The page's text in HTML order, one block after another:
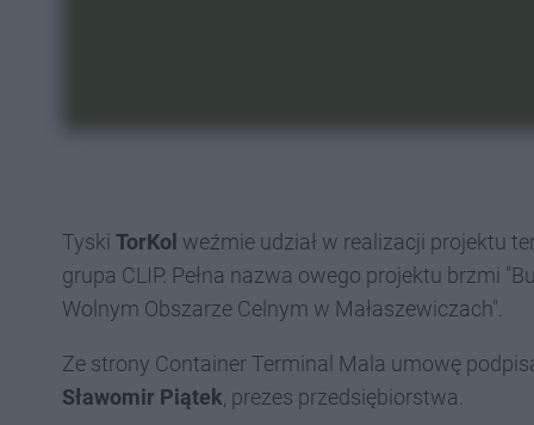
Tyski TorKol weźmie udział w realizacji projektu
grupa CLIP. Pełna nazwa owego projektu brzmi
Wolnym Obszarze Celnym w Małaszewiczach".
Ze strony Container Terminal Mala umowę
Sławomir Piątek , prezes przedsiębiorstwa.